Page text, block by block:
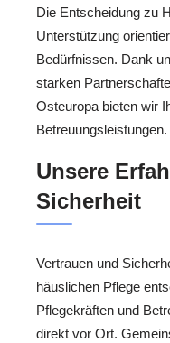
Die Entscheidung zu
Unterstützung
Bedürfnissen. Dank
starken
Osteuropa bieten wir
Betreuungsleistungen.
Unsere
Sicherheit
Vertrauen und
häuslichen Pflege
Pflegekräften und
direkt vor Ort.